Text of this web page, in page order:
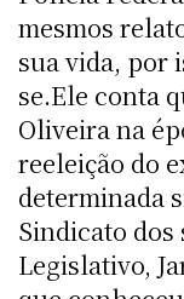
mesmos
sua vida, por
se.Ele conta
Oliveira na
reeleição do
determinada
Sindicato
Legislativo,